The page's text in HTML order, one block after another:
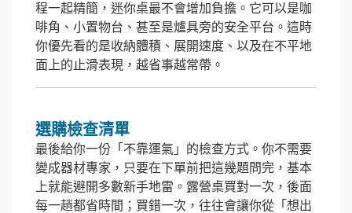
程一起精簡，迷你桌最不會增加負擔。它可以是咖
啡角、小置物台、甚至是爐具旁的安全平台。這時
你優先看的是收納體積、展開速度、以及在不平地
面上的止滑表現，越省事越常帶。
選購檢查清單
最後給你一份「不靠運氣」的檢查方式。你不需要
變成器材專家，只要在下單前把這幾題問完，基本
上就能避開多數新手地雷。露營桌買對一次，後面
每一趟都省時間；買錯一次，往往會讓你從「想出